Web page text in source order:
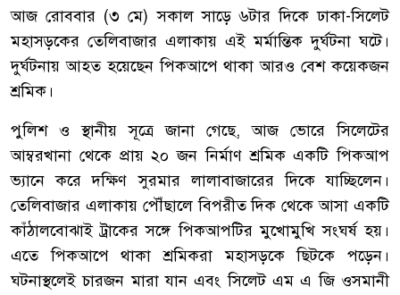
‎আজ রোববার (৩ মে) সকাল সাড়ে ৬টার দিকে ঢাকা-সিলেট
মহাসড়কের তেলিবাজার এলাকায় এই মর্মান্তিক দুর্ঘটনা ঘটে।
দুর্ঘটনায় আহত হয়েছেন পিকআপে থাকা আরও বেশ কয়েকজন
শ্রমিক।
‎পুলিশ ও স্থানীয় সূত্রে জানা গেছে, আজ ভোরে সিলেটের
আম্বরখানা থেকে প্রায় ২০ জন নির্মাণ শ্রমিক একটি পিকআপ
ভ্যানে করে দক্ষিণ সুরমার লালাবাজারের দিকে যাচ্ছিলেন।
তেলিবাজার এলাকায় পৌঁছালে বিপরীত দিক থেকে আসা একটি
কাঁঠালবোঝাই ট্রাকের সঙ্গে পিকআপটির মুখোমুখি সংঘর্ষ হয়।
এতে পিকআপে থাকা শ্রমিকরা মহাসড়কে ছিটকে পড়েন।
ঘটনাস্থলেই চারজন মারা যান এবং সিলেট এম এ জি ওসমানী